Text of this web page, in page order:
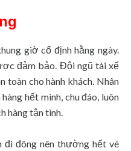
giờ cố định hằng ngày.
đảm bảo. Đội ngũ tài xế
toàn cho hành khách. Nhân
hết mình, chu đáo, luôn
hàng tận tình.
đi đông nên thường hết vé